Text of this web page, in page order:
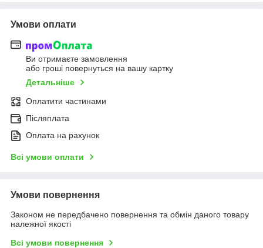
Умови оплати
Ви отримаєте замовлення
або гроші повернуться на вашу картку
Детальніше
Оплатити частинами
Післяплата
Оплата на рахунок
Всі умови оплати
Умови повернення
Законом не передбачено повернення та обмін даного товару
належної якості
Всі умови повернення